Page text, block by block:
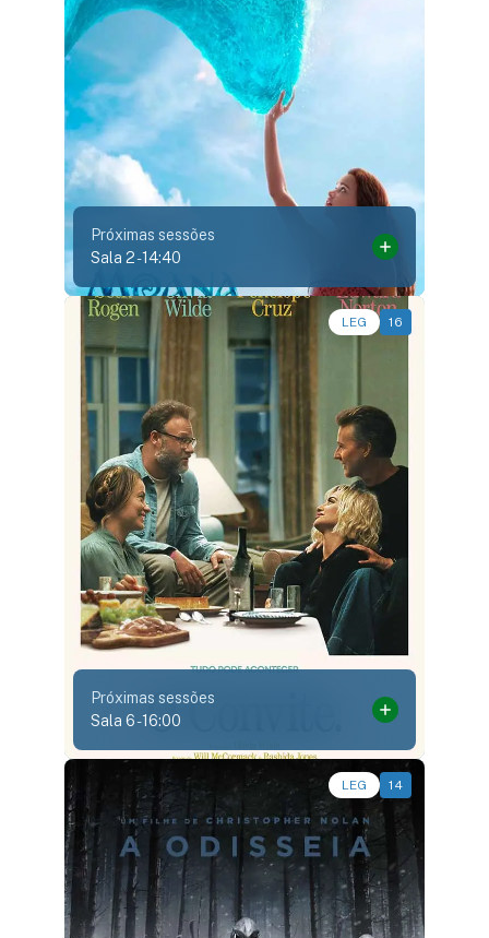
Próximas sessões
Sala 2-14:40
LEG 16
Comédia, Drama, Romance • • 1h47
Próximas sessões
Sala 6-16:00
LEG 14
Ação, Aventura, Épico, Fantasia • • 2h52